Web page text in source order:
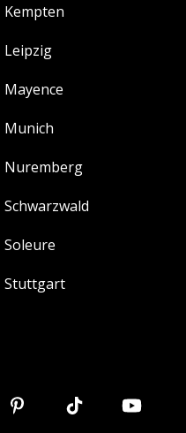
Kempten
Leipzig
Mayence
Munich
Nuremberg
Schwarzwald
Soleure
Stuttgart